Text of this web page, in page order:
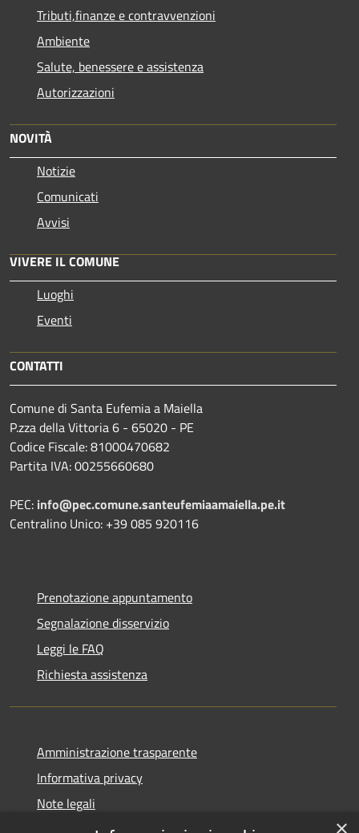
Tributi,finanze e contravvenzioni
Ambiente
Salute, benessere e assistenza
Autorizzazioni
NOVITÀ
Notizie
Comunicati
Avvisi
VIVERE IL COMUNE
Luoghi
Eventi
CONTATTI
Comune di Santa Eufemia a Maiella
P.zza della Vittoria 6 - 65020 - PE
Codice Fiscale: 81000470682
Partita IVA: 00255660680
PEC: info@pec.comune.santeufemiaamaiella.pe.it
Centralino Unico: +39 085 920116
Prenotazione appuntamento
Segnalazione disservizio
Leggi le FAQ
Richiesta assistenza
Amministrazione trasparente
Informativa privacy
Note legali
Dichiarazione di accessibilità